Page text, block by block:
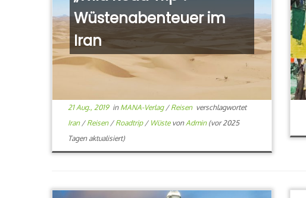
Wüstenabenteuer im
Iran
21 Aug., 2019in MANA-Verlag / Reisen verschlagwortet
Iran / Reisen / Roadtrip / Wüste von Admin(vor 2025
Tagen aktualisiert)